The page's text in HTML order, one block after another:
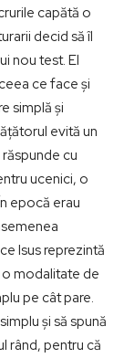
capătă o
decid să îl
nou test. El
ce face și
simplă și
evită un
cu
ucenici, o
epocă erau
Isus reprezintă
o modalitate de
pe cât pare.
și să spună
rând, pentru că